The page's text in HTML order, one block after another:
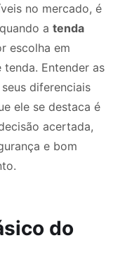
no mercado, é
atenda
escolha em
Entender as
diferenciais
ele se destaca é
acertada,
e bom
do